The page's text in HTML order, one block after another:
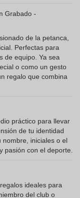
Grabado -
de la petanca,
Perfectas para
de equipo. Ya sea
o como un gesto
regalo que combina
práctico para llevar
de tu identidad
nombre, iniciales o el
pasión con el deporte.
ideales para
del club o